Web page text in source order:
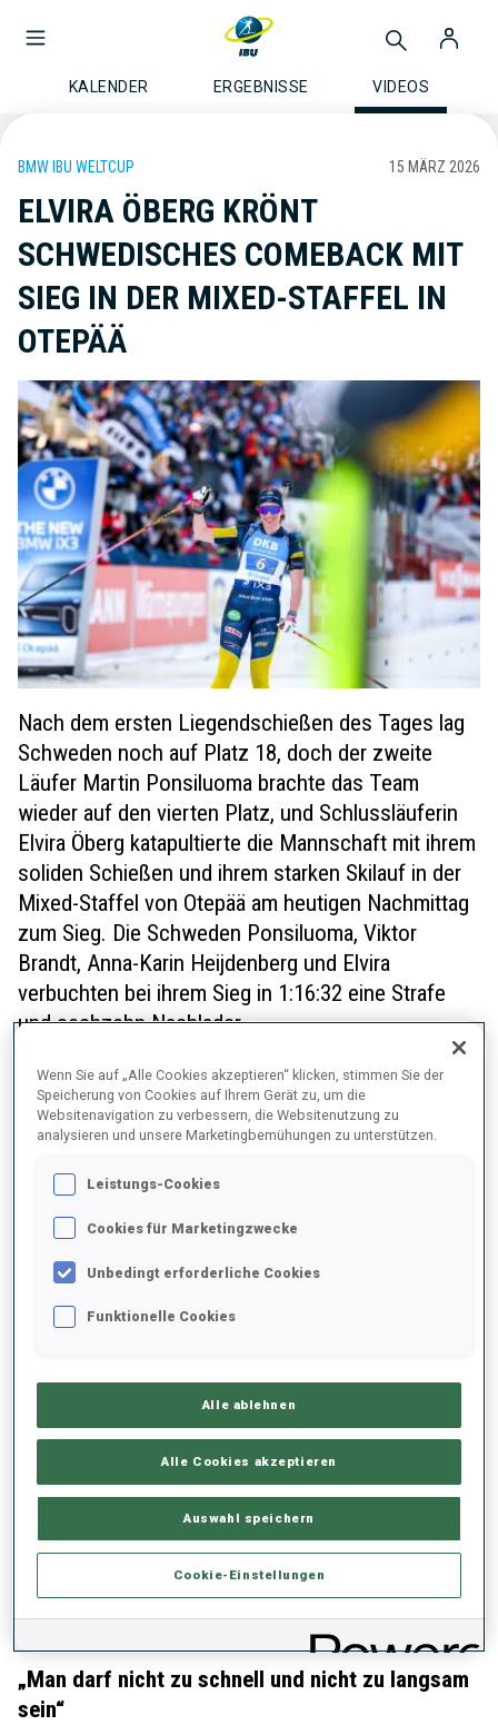
KALENDER ERGEBNISSE VIDEOS
BMW IBU WELTCUP 15 MÄRZ 2026
ELVIRA ÖBERG KRÖNT
SCHWEDISCHES COMEBACK MIT
SIEG IN DER MIXED-STAFFEL IN
OTEPÄÄ
Nach dem ersten Liegendschießen des Tages lag
Schweden noch auf Platz 18, doch der zweite
Läufer Martin Ponsiluoma brachte das Team
wieder auf den vierten Platz, und Schlussläuferin
Elvira Öberg katapultierte die Mannschaft mit ihrem
soliden Schießen und ihrem starken Skilauf in der
Mixed-Staffel von Otepää am heutigen Nachmittag
zum Sieg. Die Schweden Ponsiluoma, Viktor
Brandt, Anna-Karin Heijdenberg und Elvira
verbuchten bei ihrem Sieg in 1:16:32 eine Strafe
und sechzehn Nachlader.
„Es ist erst vorbei, wenn es vorbei ist!“
Elvira räumte ein, dass es kein leichter Sieg war: „Es war
heute sicherlich ein besonderes Rennen; sehr besondere
Bedingungen. Wir konnten das ganze Wochenende über,
besonders heute Morgen, sehen, dass es erst vorbei ist,
wenn es vorbei ist! Ich glaube, wir wollten heute wirklich von
Position. Das haben wir wirklich gut hinbekommen. Ich habe
„Man darf nicht zu schnell und nicht zu langsam
sein“
Wenn Sie auf „Alle Cookies akzeptieren“ klicken, stimmen Sie der
Speicherung von Cookies auf Ihrem Gerät zu, um die
Websitenavigation zu verbessern, die Websitenutzung zu
analysieren und unsere Marketingbemühungen zu unterstützen.
Leistungs-Cookies
Cookies für Marketingzwecke
Unbedingt erforderliche Cookies
Funktionelle Cookies
Alle ablehnen
Alle Cookies akzeptieren
Auswahl speichern
Cookie-Einstellungen